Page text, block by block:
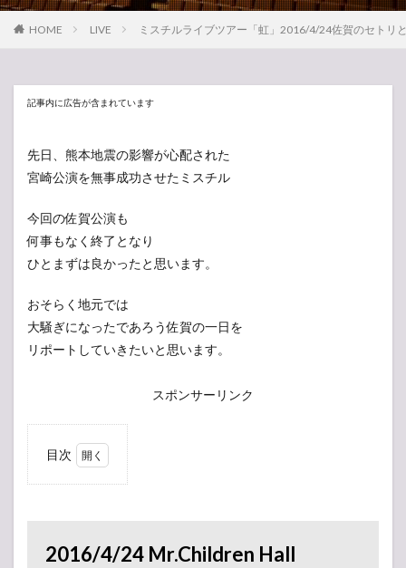
HOME LIVE ミスチルライブツアー「虹」2016/4/24佐賀のセトリ
記事内に広告が含まれています
先日、熊本地震の影響が心配された
宮崎公演を無事成功させたミスチル
今回の佐賀公演も
何事もなく終了となり
ひとまずは良かったと思います。
おそらく地元では
大騒ぎになったであろう佐賀の一日を
リポートしていきたいと思います。
スポンサーリンク
目次
Tour「虹」
佐賀市文化
2016/4/24 Mr.Children Hall